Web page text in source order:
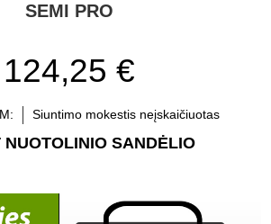
SEMI PRO
124,25 €
Siuntimo mokestis neįskaičiuotas
NUOTOLINIO SANDĖLIO